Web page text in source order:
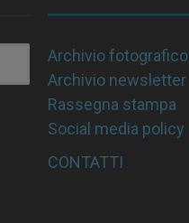
Archivio fotografico
Archivio newsletter
Rassegna stampa
Social media policy
CONTATTI